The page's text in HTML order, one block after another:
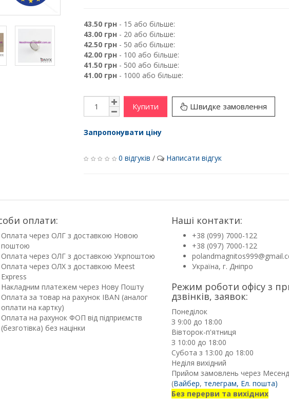
43.50 грн - 15 або більше:
43.00 грн - 20 або більше:
42.50 грн - 50 або більше:
42.00 грн - 100 або більше:
41.50 грн - 500 або більше:
41.00 грн - 1000 або більше:
Купити Швидке замовлення
Запропонувати ціну
0 відгуків / Написати відгук
оплати:
Оплата через ОЛГ з доставкою Новою
поштою
Оплата через ОЛГ з доставкою Укрпоштою
Оплата через ОЛХ з доставкою Meest
Express
Накладним платежем через Нову Пошту
Оплата за товар на рахунок IBAN (аналог
оплати на картку)
Оплата на рахунок ФОП від підприємств
(безготівка) без націнки
Наші контакти:
+38 (099) 7000-122
+38 (097) 7000-122
Україна, г. Дніпро
Режим роботи офісу з
дзвінків, заявок:
Понеділок
З 9:00 до 18:00
Вівторок-п'ятниця
З 10:00 до 18:00
Субота з 13:00 до 18:00
Неділя вихідний
Прийом замовлень через
(Вайбер, телеграм, Ел. пошта)
Без перерви та вихідних